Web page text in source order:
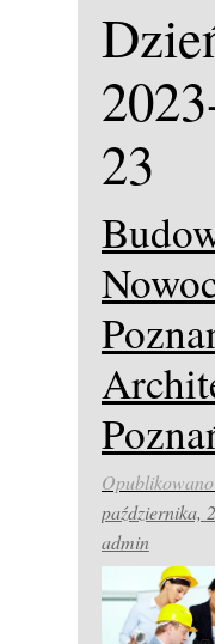
23
Opublikowano
października,
admin